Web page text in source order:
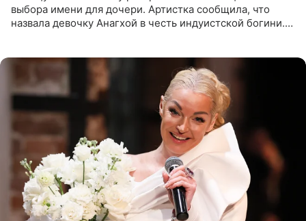
выбора имени для дочери. Артистка сообщила, что
назвала девочку Анагхой в честь индуистской богини.